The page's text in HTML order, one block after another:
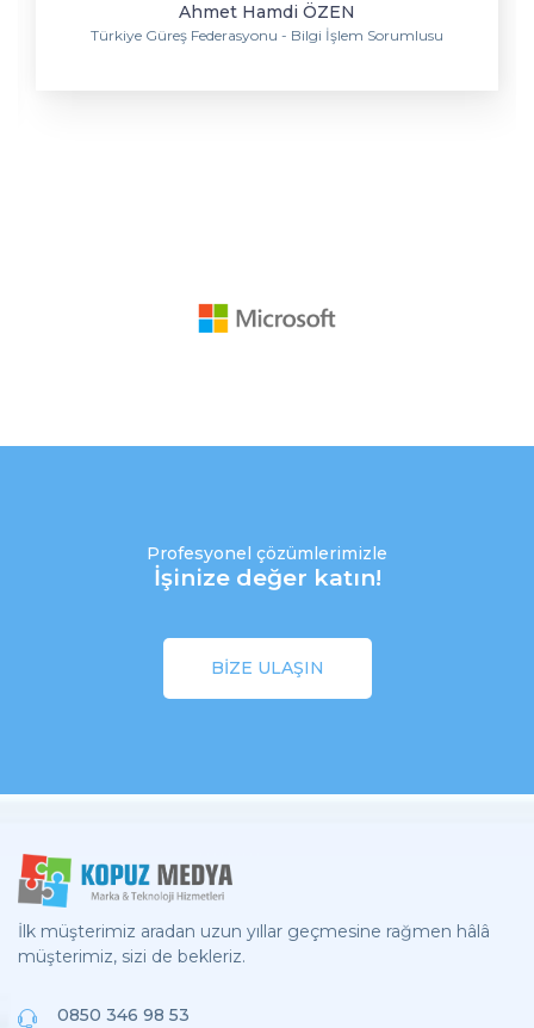
Ahmet Hamdi ÖZEN
Türkiye Güreş Federasyonu - Bilgi İşlem Sorumlusu
Profesyonel çözümlerimizle
İşinize değer katın!
BIZE ULAŞIN
İlk müşterimiz aradan uzun yıllar geçmesine rağmen hâlâ
müşterimiz, sizi de bekleriz.
0850 346 98 53